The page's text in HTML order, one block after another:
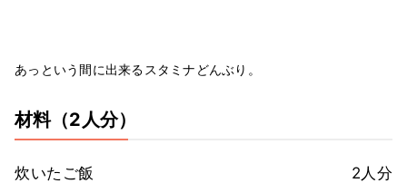
あっという間に出来るスタミナどんぶり。
材料（2人分）
炊いたご飯
2人分